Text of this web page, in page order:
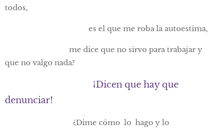
todos,
es el que me roba la autoestima,
me dice que no sirvo para trabajar y
que no valgo nada?
¡Dicen que hay que
denunciar!
¿Dime cómo lo hago y lo